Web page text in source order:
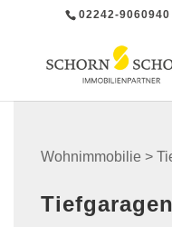
02242-9060940
Wohnimmobilie >